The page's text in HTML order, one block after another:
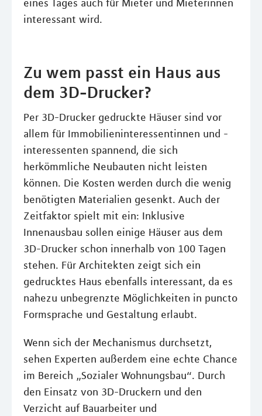
eines Tages auch für Mieter und Mieterinnen
interessant wird.
Zu wem passt ein Haus aus
dem 3D-Drucker?
Per 3D-Drucker gedruckte Häuser sind vor
allem für Immobilieninteressentinnen und -
interessenten spannend, die sich
herkömmliche Neubauten nicht leisten
können. Die Kosten werden durch die wenig
benötigten Materialien gesenkt. Auch der
Zeitfaktor spielt mit ein: Inklusive
Innenausbau sollen einige Häuser aus dem
3D-Drucker schon innerhalb von 100 Tagen
stehen. Für Architekten zeigt sich ein
gedrucktes Haus ebenfalls interessant, da es
nahezu unbegrenzte Möglichkeiten in puncto
Formsprache und Gestaltung erlaubt.
Wenn sich der Mechanismus durchsetzt,
sehen Experten außerdem eine echte Chance
im Bereich „Sozialer Wohnungsbau“. Durch
den Einsatz von 3D-Druckern und den
Verzicht auf Bauarbeiter und